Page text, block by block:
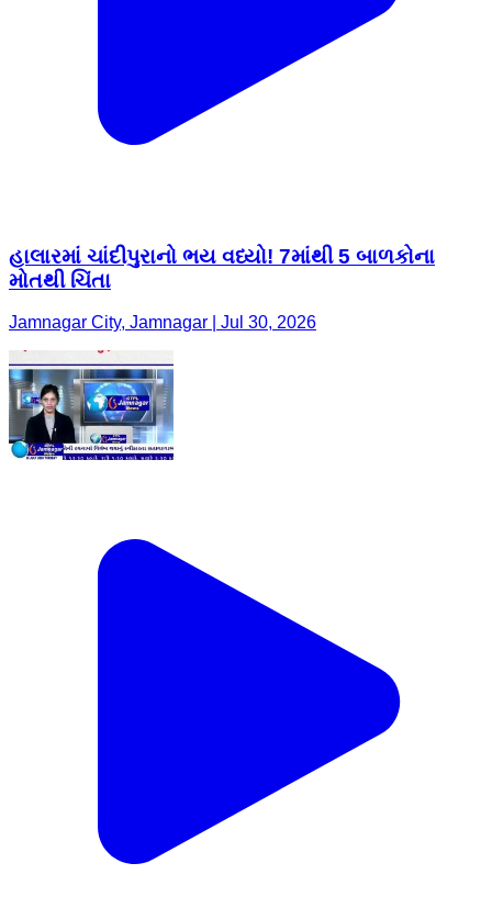
હાલારમાં ચાંદીપુરાનો ભય વધ્યો! 7માંથી 5 બાળકોના
મોતથી ચિંતા
Jamnagar City, Jamnagar | Jul 30, 2026